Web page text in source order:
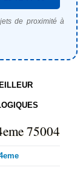
de proximité à
75004